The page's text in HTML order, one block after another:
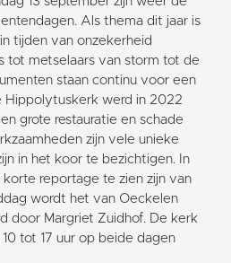
Als thema dit jaar is
tijden van onzekerheid
tot metselaars van storm tot de
staan continu voor een
Hippolytuskerk werd in 2022
grote restauratie en schade
zijn vele unieke
in het koor te bezichtigen. In
reportage te zien zijn van
wordt het van Oeckelen
door Margriet Zuidhof. De kerk
tot 17 uur op beide dagen